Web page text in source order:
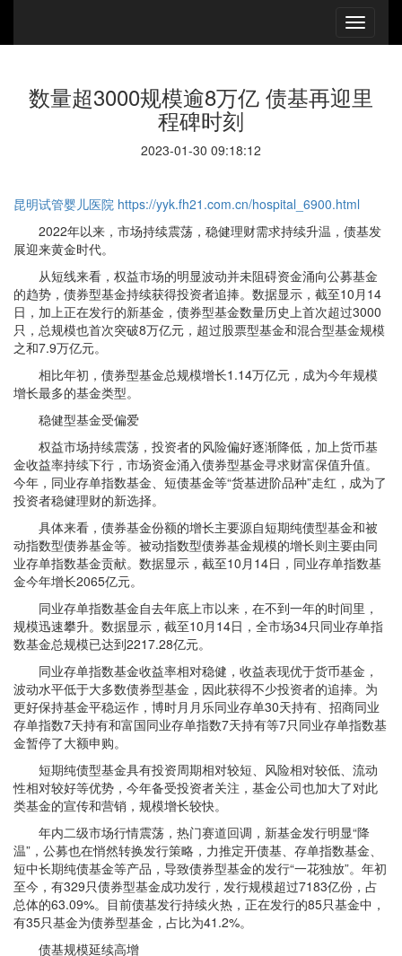
数量超3000规模逾8万亿 债基再迎里
程碑时刻
2023-01-30 09:18:12
昆明试管婴儿医院 https://yyk.fh21.com.cn/hospital_6900.html
2022年以来，市场持续震荡，稳健理财需求持续升温，债基发
展迎来黄金时代。
从短线来看，权益市场的明显波动并未阻碍资金涌向公募基金
的趋势，债券型基金持续获得投资者追捧。数据显示，截至10月14
日，加上正在发行的新基金，债券型基金数量历史上首次超过3000
只，总规模也首次突破8万亿元，超过股票型基金和混合型基金规模
之和7.9万亿元。
相比年初，债券型基金总规模增长1.14万亿元，成为今年规模
增长最多的基金类型。
稳健型基金受偏爱
权益市场持续震荡，投资者的风险偏好逐渐降低，加上货币基
金收益率持续下行，市场资金涌入债券型基金寻求财富保值升值。
今年，同业存单指数基金、短债基金等“货基进阶品种”走红，成为了
投资者稳健理财的新选择。
具体来看，债券基金份额的增长主要源自短期纯债型基金和被
动指数型债券基金等。被动指数型债券基金规模的增长则主要由同
业存单指数基金贡献。数据显示，截至10月14日，同业存单指数基
金今年增长2065亿元。
同业存单指数基金自去年底上市以来，在不到一年的时间里，
规模迅速攀升。数据显示，截至10月14日，全市场34只同业存单指
数基金总规模已达到2217.28亿元。
同业存单指数基金收益率相对稳健，收益表现优于货币基金，
波动水平低于大多数债券型基金，因此获得不少投资者的追捧。为
更好保持基金平稳运作，博时月月乐同业存单30天持有、招商同业
存单指数7天持有和富国同业存单指数7天持有等7只同业存单指数基
金暂停了大额申购。
短期纯债型基金具有投资周期相对较短、风险相对较低、流动
性相对较好等优势，今年备受投资者关注，基金公司也加大了对此
类基金的宣传和营销，规模增长较快。
年内二级市场行情震荡，热门赛道回调，新基金发行明显“降
温”，公募也在悄然转换发行策略，力推定开债基、存单指数基金、
短中长期纯债基金等产品，导致债券型基金的发行“一花独放”。年初
至今，有329只债券型基金成功发行，发行规模超过7183亿份，占
总体的63.09%。目前债基发行持续火热，正在发行的85只基金中，
有35只基金为债券型基金，占比为41.2%。
债基规模延续高增